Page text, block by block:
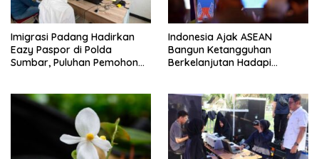
Imigrasi Padang Hadirkan
Eazy Paspor di Polda
Sumbar, Puluhan Pemohon
Indonesia Ajak ASEAN
Bangun Ketangguhan
Berkelanjutan Hadapi